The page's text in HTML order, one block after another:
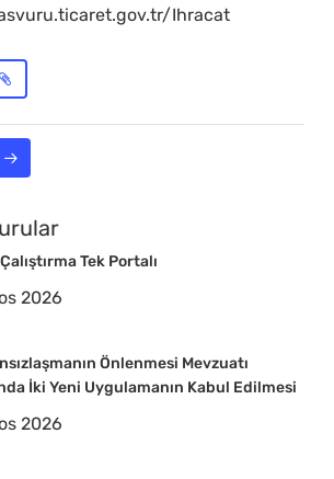
Ihracat
Tek Portalı
2026
Önlenmesi Mevzuatı
İki Yeni Uygulamanın Kabul Edilmesi
2026